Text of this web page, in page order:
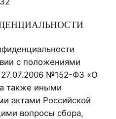
с положениями
27.07.2006 №152-ФЗ «О
также иными
актами Российской
вопросы сбора,